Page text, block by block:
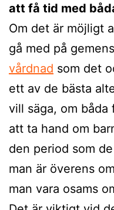
att få tid med
Om det är möjligt
gå med på
vårdnad som det
ett av de bästa
vill säga, om båda
att ta hand om
den period som
man är överens
man vara osams